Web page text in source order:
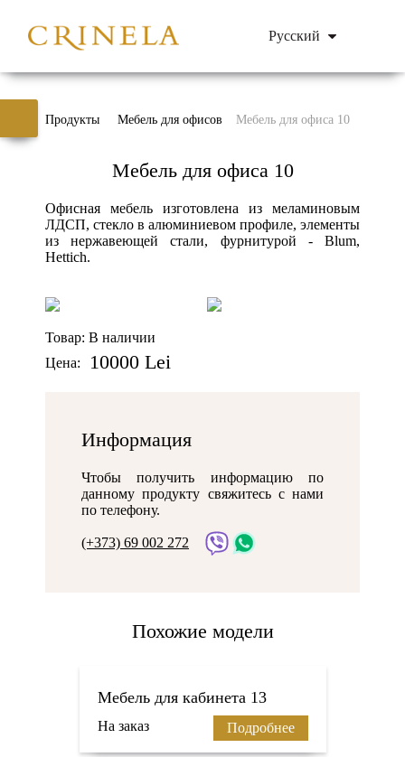
Русский
Продукты Мебель для офисов Мебель для офиса 10
Мебель для офиса 10
Офисная мебель изготовлена из меламиновым
ЛДСП, стекло в алюминиевом профиле, элементы
из нержавеющей стали, фурнитурой - Blum,
Hettich.
Товар: В наличии
Цена:
10000 Lei
Информация
Чтобы получить информацию по
данному продукту свяжитесь с нами
по телефону.
(+373) 69 002 272
Похожие модели
Мебель для кабинета 13
На заказ Подробнее